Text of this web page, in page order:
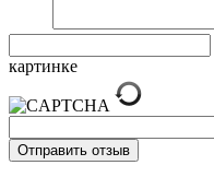
картинке